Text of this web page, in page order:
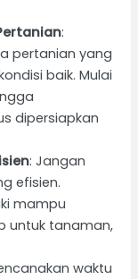
:
pertanian yang
baik. Mulai
dipersiapkan
: Jangan
efisien.
mampu
untuk tanaman,
waktu